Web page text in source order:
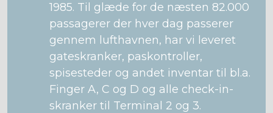
1985. Til glæde for de næsten 82.000
passagerer der hver dag passerer
gennem lufthavnen, har vi leveret
gateskranker, paskontroller,
spisesteder og andet inventar til bl.a.
Finger A, C og D og alle check-in-
skranker til Terminal 2 og 3.